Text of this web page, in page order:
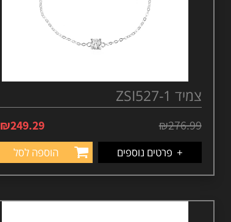
צמיד ZSI527-1
₪276.99
₪249.29
+ פרטים נוספים הוספה לסל